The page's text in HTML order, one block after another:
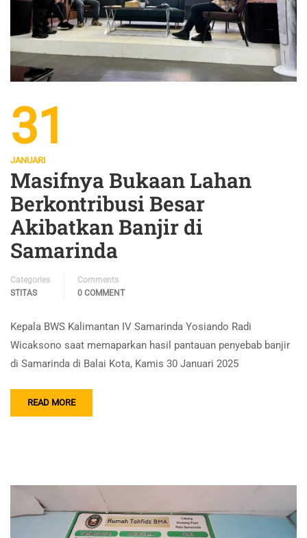
31
JANUARI
Masifnya Bukaan Lahan
Berkontribusi Besar
Akibatkan Banjir di
Samarinda
Categories
STITAS
Comments
0 COMMENT
Kepala BWS Kalimantan IV Samarinda Yosiando Radi
Wicaksono saat memaparkan hasil pantauan penyebab banjir
di Samarinda di Balai Kota, Kamis 30 Januari 2025
READ MORE